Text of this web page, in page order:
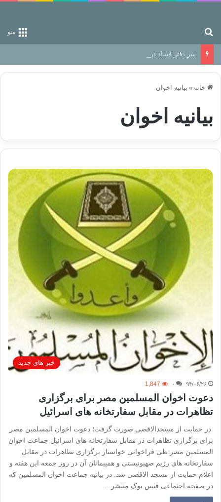
منو
سر دفتر فساد در زمین‌، دوری وکناره‌گیری از راه خداست‌!
خانه » بیانیه اخوان
بیانیه اخوان
خبر های جدید
۹۴/۰۶/۲۶ ۰ 1,847
دعوت اخوان المسلمین مصر برای برگزاری
تظاهرات در مقابل سفارتخانه های اسرائیل
در حمایت از مسجدالاقصی صورت گرفت؛ دعوت اخوان المسلمین مصر
برای برگزاری تظاهرات در مقابل سفارتخانه های اسرائیل جماعت اخوان
المسلمین مصر طی فراخوانی خواستار برگزاری تظاهرات در مقابل
سفارتخانه های رژیم صهیونیستی و همپیمانان آن در روز جمعه این هفته و
اعلام حمایت از مسجد الاقصی شد. در بیانیه جماعت اخوان المسلمین که
در صفحه اجتماعی فیس بوک منتشر…